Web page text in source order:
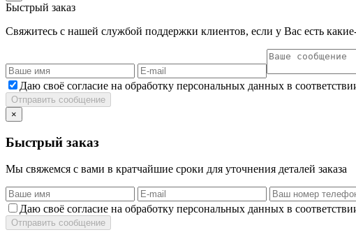
Быстрый заказ
Свяжитесь с нашей службой поддержки клиентов, если у Вас есть
Даю своё согласие на обработку персональных данных в
Отправить сообщение
×
Быстрый заказ
Мы свяжемся с вами в кратчайшие сроки для уточнения деталей заказа
Даю своё согласие на обработку персональных данных в
Отправить сообщение